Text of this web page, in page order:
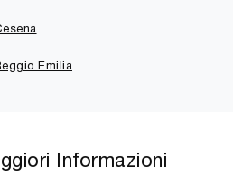
Emilia
Informazioni